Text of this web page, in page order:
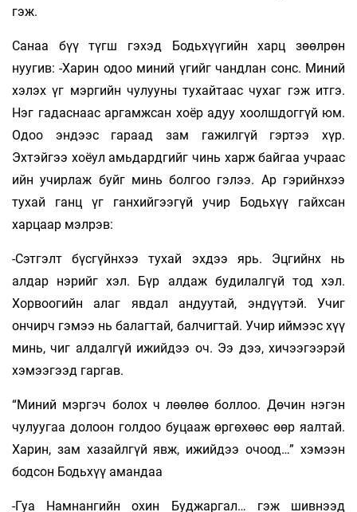
гэж.
Санаа бүү түгш гэхэд Бодьхүүгийн харц зөөлрөн
нуугив: -Харин одоо миний үгийг чандлан сонс. Миний
хэлэх үг мэргийн чулууны тухайтаас чухаг гэж итгэ.
Нэг гадаснаас аргамжсан хоёр адуу хоолшдоггүй юм.
Одоо эндээс гараад зам гажилгүй гэртээ хүр.
Эхтэйгээ хоёул амьдардгийг чинь харж байгаа учраас
ийн учирлаж буйг минь болгоо гэлээ. Ар гэрийнхээ
тухай ганц үг ганхийгээгүй учир Бодьхүү гайхсан
харцаар мэлрэв:
-Сэтгэлт бүсгүйнхээ тухай эхдээ ярь. Эцгийнх нь
алдар нэрийг хэл. Бүр алдаж будилалгүй тод хэл.
Хорвоогийн алаг явдал андуутай, эндүүтэй. Учиг
ончирч гэмээ нь балагтай, балчигтай. Учир иймээс хүү
минь, чиг алдалгүй ижийдээ оч. Ээ дээ, хичээгээрэй
хэмээгээд гаргав.
“Миний мэргэч болох ч лөөлөө боллоо. Дөчин нэгэн
чулуугаа долоон голдоо буцааж өргөхөөс өөр яалтай.
Харин, зам хазайлгүй явж, ижийдээ очоод…” хэмээн
бодсон Бодьхүү амандаа
-Гуа Намнангийн охин Буджаргал… гэж шивнээд